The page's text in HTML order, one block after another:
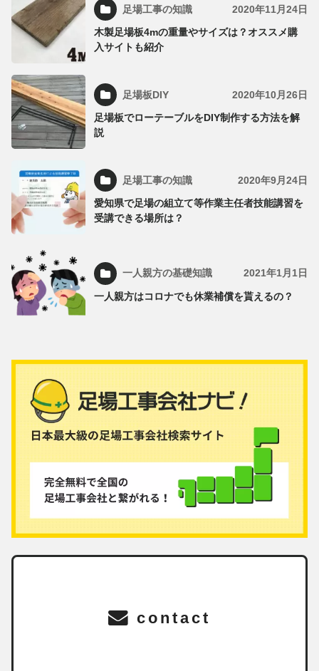
足場工事の知識 2020年11月24日
木製足場板4mの重量やサイズは？オススメ購
入サイトも紹介
足場板DIY 2020年10月26日
足場板でローテーブルをDIY制作する方法を解
説
足場工事の知識 2020年9月24日
愛知県で足場の組立て等作業主任者技能講習を
受講できる場所は？
一人親方の基礎知識 2021年1月1日
一人親方はコロナでも休業補償を貰えるの？
contact